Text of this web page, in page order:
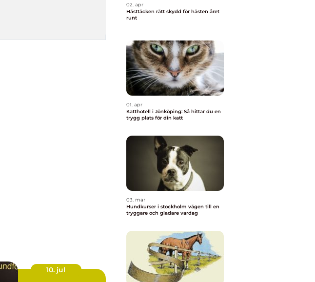
10. jul
02. apr
Hästtäcken rätt skydd för hästen året
runt
01. apr
Katthotell i Jönköping: Så hittar du en
trygg plats för din katt
03. mar
Hundkurser i stockholm vägen till en
tryggare och gladare vardag